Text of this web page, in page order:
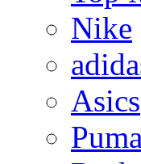
Nike
Asics
Puma